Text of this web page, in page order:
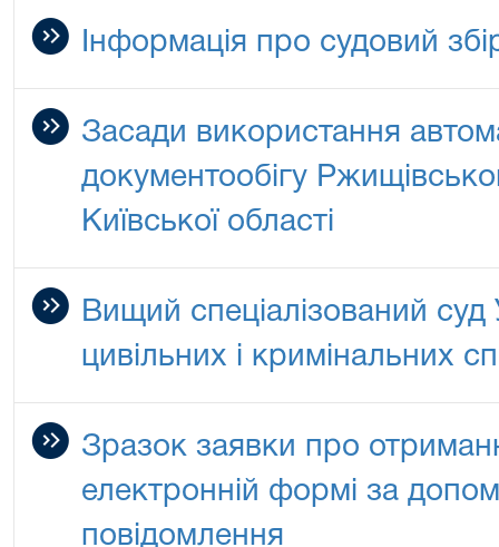
Інформація про судовий
Засади використання
документообігу
Київської області
Вищий спеціалізований суд
цивільних і кримінальних
Зразок заявки про
електронній формі за
повідомлення